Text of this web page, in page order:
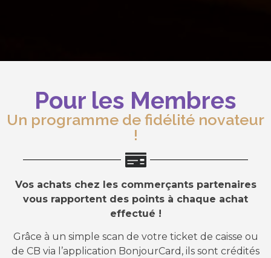
Pour les Membres
Un programme de fidélité novateur
!
Vos achats chez les commerçants partenaires
vous rapportent des points à chaque achat
effectué !
Grâce à un simple scan de votre ticket de caisse ou
de CB via l’application BonjourCard, ils sont crédités